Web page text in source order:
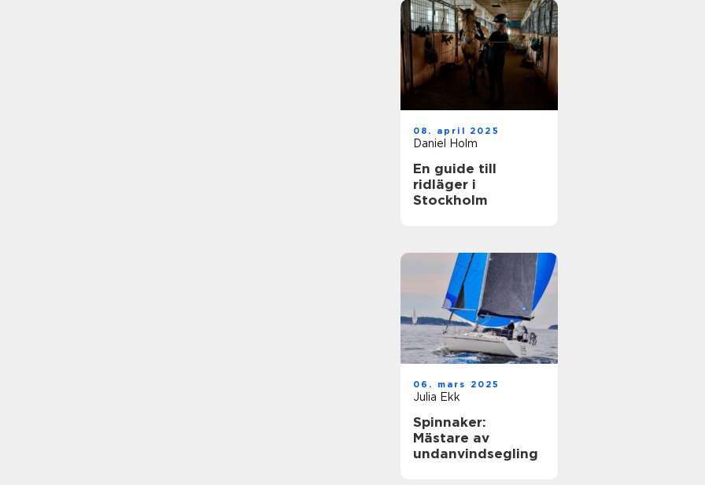
08. april 2025
Daniel Holm
En guide till
ridläger i
Stockholm
06. mars 2025
Julia Ekk
Spinnaker:
Mästare av
undanvindsegling